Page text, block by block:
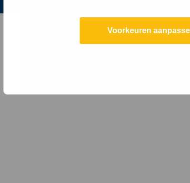
Voorkeuren